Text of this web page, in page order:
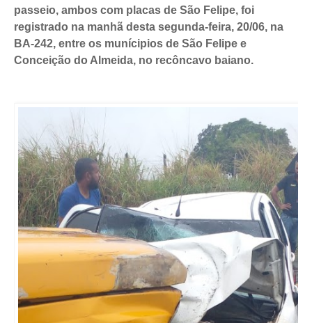
passeio, ambos com placas de São Felipe, foi
registrado na manhã desta segunda-feira, 20/06, na
BA-242, entre os munícipios de São Felipe e
Conceição do Almeida, no recôncavo baiano.